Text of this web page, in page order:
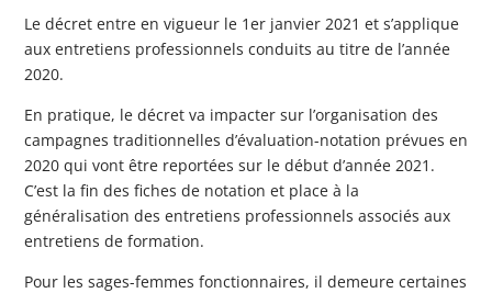
Le décret entre en vigueur le 1er janvier 2021 et s’applique
aux entretiens professionnels conduits au titre de l’année
2020.
En pratique, le décret va impacter sur l’organisation des
campagnes traditionnelles d’évaluation-notation prévues en
2020 qui vont être reportées sur le début d’année 2021.
C’est la fin des fiches de notation et place à la
généralisation des entretiens professionnels associés aux
entretiens de formation.
Pour les sages-femmes fonctionnaires, il demeure certaines